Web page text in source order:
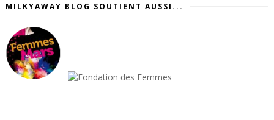
MILKYAWAY BLOG SOUTIENT AUSSI...